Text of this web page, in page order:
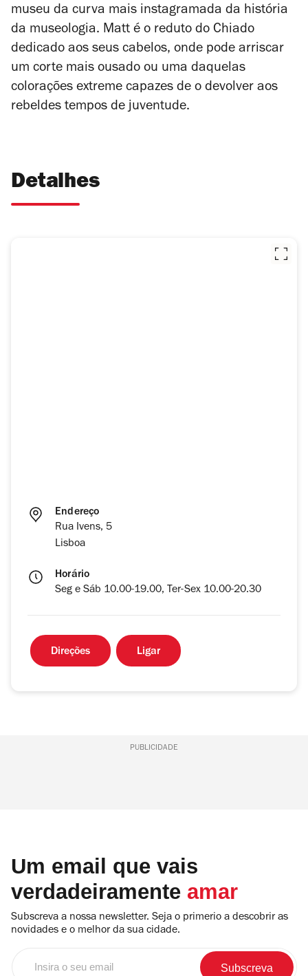
museu da curva mais instagramada da história
da museologia. Matt é o reduto do Chiado
dedicado aos seus cabelos, onde pode arriscar
um corte mais ousado ou uma daquelas
colorações extreme capazes de o devolver aos
rebeldes tempos de juventude.
Detalhes
Endereço
Rua Ivens, 5
Lisboa
Horário
Seg e Sáb 10.00-19.00, Ter-Sex 10.00-20.30
Direções Ligar
PUBLICIDADE
Um email que vais
verdadeiramente amar
Subscreva a nossa newsletter. Seja o primerio a descobrir as
novidades e o melhor da sua cidade.